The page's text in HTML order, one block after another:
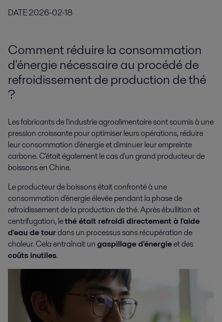
DATE2026-02-18
Comment réduire la consommation
d'énergie nécessaire au procédé de
refroidissement de production de thé
?
Les fabricants de l'industrie agroalimentaire sont soumis à une
pression croissante pour optimiser leurs opérations, réduire
leur consommation d'énergie et diminuer leur empreinte
carbone. C'était également le cas d'un grand producteur de
boissons en Chine.
Le producteur de boissons était confronté à une
consommation d'énergie élevée pendant la phase de
refroidissement de la production de thé. Après ébullition et
centrifugation, lethé était refroidi directement à l'aide
d'eau de tourdans un processus sans récupération de
chaleur. Cela entraînait ungaspillage d'énergieet des
coûts inutiles.